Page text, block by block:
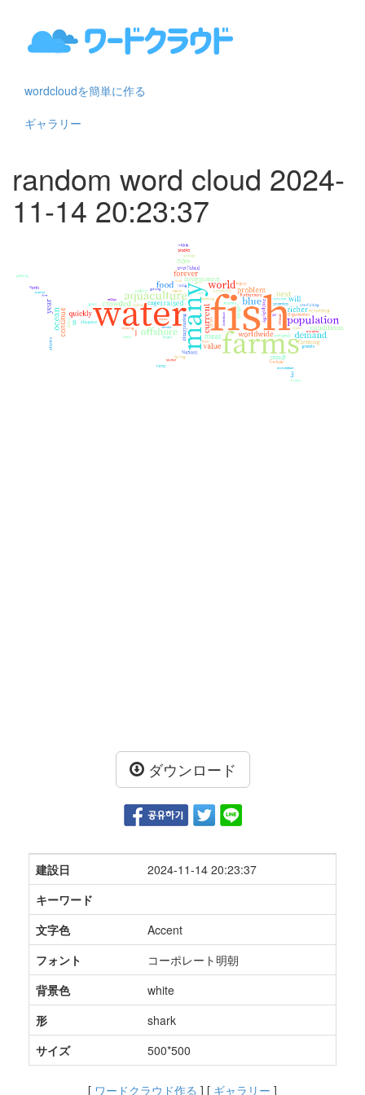
wordcloudを簡単に作る
ギャラリー
random word cloud 2024-
11-14 20:23:37
ダウンロード
建設日
2024-11-14 20:23:37
キーワード
文字色
Accent
フォント
コーポレート明朝
背景色
white
形
shark
サイズ
500*500
[ ワードクラウド作る ] [ ギャラリー ]